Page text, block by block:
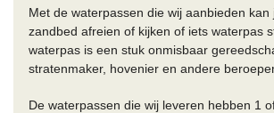
Met de waterpassen die wij aanbieden kan
zandbed afreien of kijken of iets waterpas
waterpas is een stuk onmisbaar
stratenmaker, hovenier en andere
De waterpassen die wij leveren hebben 1